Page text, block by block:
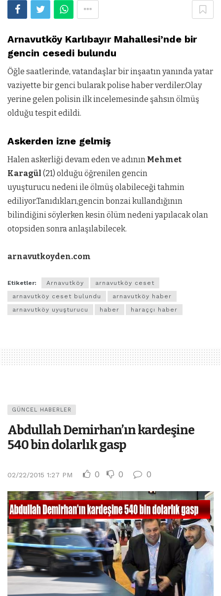
Arnavutköy Karlıbayır Mahallesi’nde bir
gencin cesedi bulundu
Öğle saatlerinde, vatandaşlar bir inşaatın yanında yatar
vaziyette bir genci bularak polise haber verdiler.Olay
yerine gelen polisin ilk incelemesinde şahsın ölmüş
olduğu tespit edildi.
Askerden izne gelmiş
Halen askerliği devam eden ve adının Mehmet
Karagül (21) olduğu öğrenilen gencin
uyuşturucu nedeni ile ölmüş olabileceği tahmin
ediliyor.Tanıdıkları,gencin bonzai kullandığının
bilindiğini söylerken kesin ölüm nedeni yapılacak olan
otopsiden sonra anlaşılabilecek.
arnavutkoyden.com
Etiketler: Arnavutköy
arnavutköy ceset
arnavutköy ceset bulundu
arnavutköy haber
arnavutköy uyuşturucu
haber haraççı haber
GÜNCEL HABERLER
Abdullah Demirhan’ın kardeşine
540 bin dolarlık gasp
02/22/2015 1:27 PM 0 0 0